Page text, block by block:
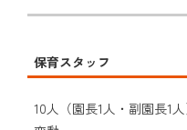
保育スタッフ
10人（園長1人・副園長1